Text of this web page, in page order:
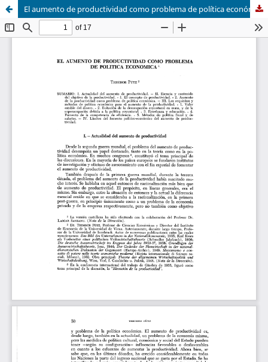
El aumento de productividad como problema de política económica